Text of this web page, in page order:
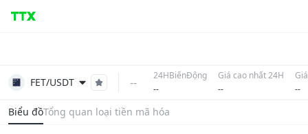
FET/USDT --
24HBiếnĐộng
--
Giá cao nhất 24H
--
--
Biểu đồTổng quan loại tiền mã hóa